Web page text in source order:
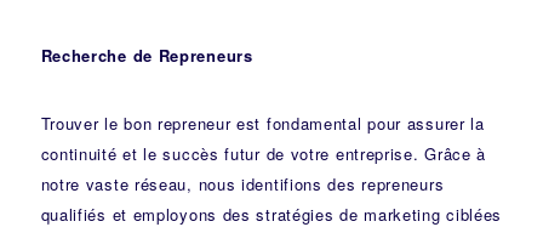
Recherche de Repreneurs
Trouver le bon repreneur est fondamental pour assurer la
continuité et le succès futur de votre entreprise. Grâce à
notre vaste réseau, nous identifions des repreneurs
qualifiés et employons des stratégies de marketing ciblées